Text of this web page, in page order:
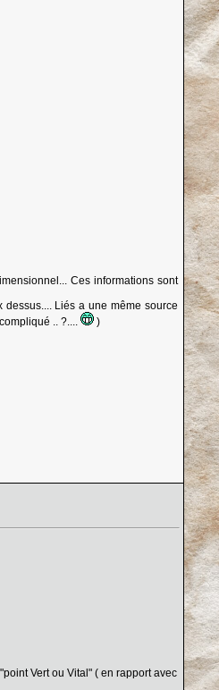
Ces informations sont
Liés a une même source
.. ?....
)
Vert ou Vital" ( en rapport avec